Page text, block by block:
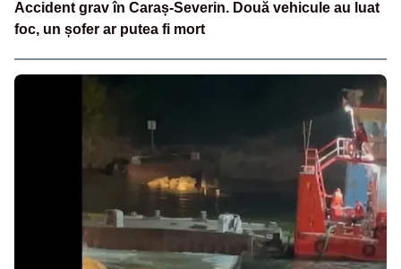
Accident grav în Caraș-Severin. Două vehicule au luat
foc, un șofer ar putea fi mort